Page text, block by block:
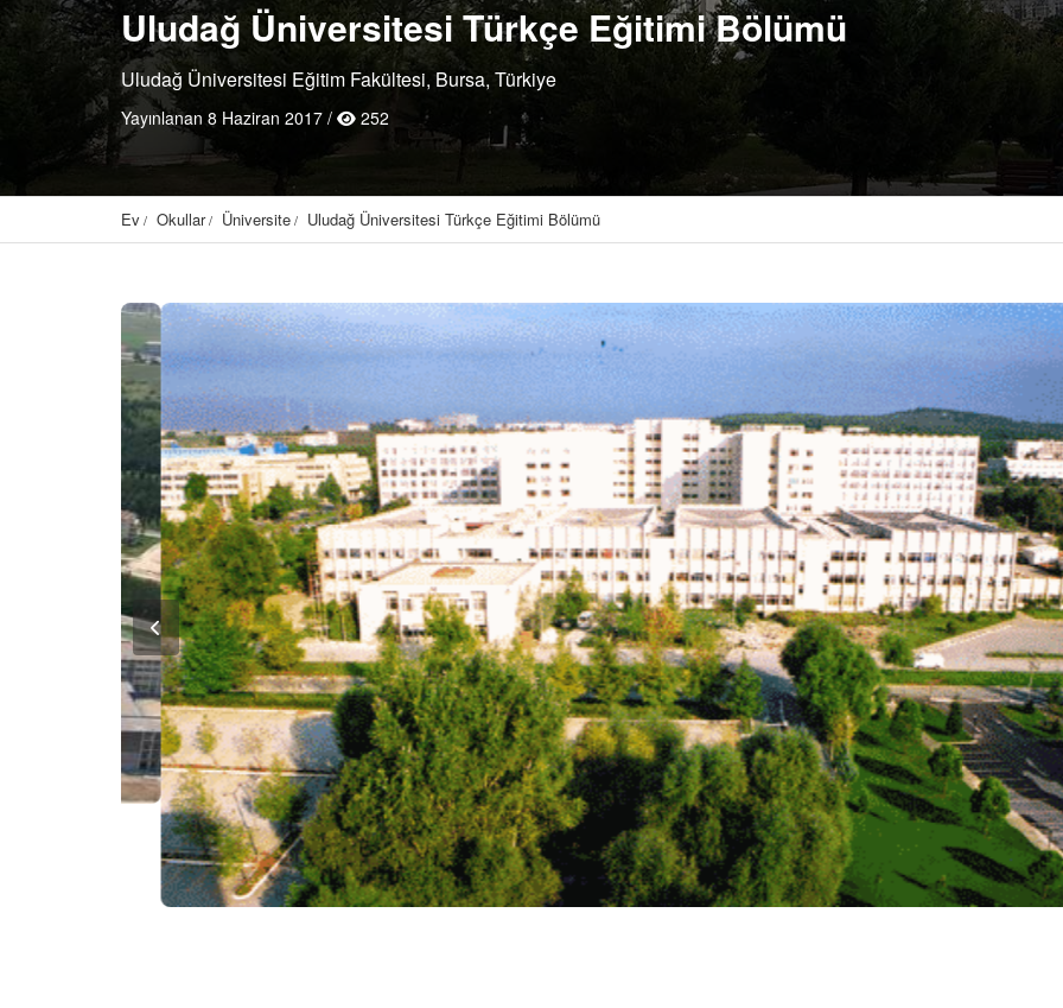
Uludağ Üniversitesi Türkçe Eğitimi Bölümü
Uludağ Üniversitesi Eğitim Fakültesi, Bursa, Türkiye
Yayınlanan 8 Haziran 2017 / 252
Ev Okullar Üniversite Uludağ Üniversitesi Türkçe Eğitimi Bölümü